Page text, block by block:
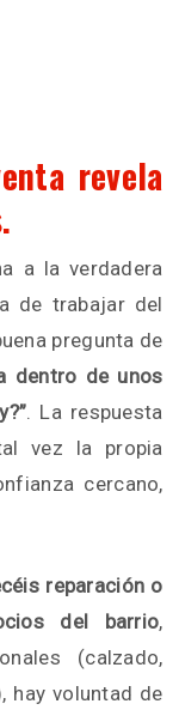
revela
a la verdadera
de trabajar del
pregunta de
dentro de unos
. La respuesta
vez la propia
cercano,
reparación o
del barrio,
(calzado,
hay voluntad de